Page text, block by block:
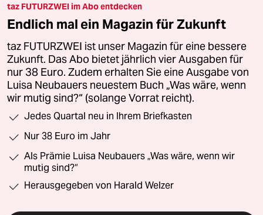
taz FUTURZWEI im Abo entdecken
Endlich mal ein Magazin für Zukunft
taz FUTURZWEI ist unser Magazin für eine bessere
Zukunft. Das Abo bietet jährlich vier Ausgaben für
nur 38 Euro. Zudem erhalten Sie eine Ausgabe von
Luisa Neubauers neuestem Buch „Was wäre, wenn
wir mutig sind?“ (solange Vorrat reicht).
Jedes Quartal neu in Ihrem Briefkasten
Nur 38 Euro im Jahr
Als Prämie Luisa Neubauers „Was wäre, wenn wir
mutig sind?“
Herausgegeben von Harald Welzer